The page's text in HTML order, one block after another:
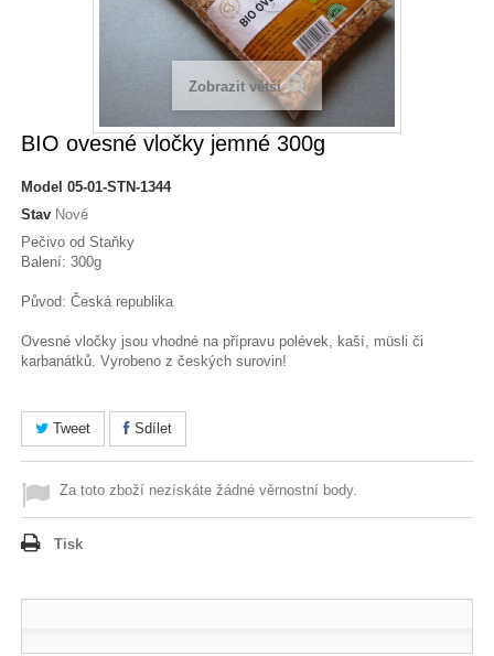
Zobrazit větší
BIO ovesné vločky jemné 300g
Model 05-01-STN-1344
Stav Nové
Pečivo od Staňky
Balení: 300g
Původ: Česká republika
Ovesné vločky jsou vhodné na přípravu polévek, kaší, müsli či
karbanátků. Vyrobeno z českých surovin!
Tweet Sdílet
Za toto zboží nezískáte žádné věrnostní body.
Tisk